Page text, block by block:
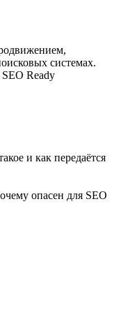
системах.
SEO Ready
и как передаётся
опасен для SEO